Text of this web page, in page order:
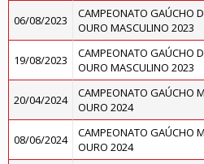
06/08/2023
CAMPEONATO GAÚCHO
OURO MASCULINO 2023
19/08/2023
CAMPEONATO GAÚCHO
OURO MASCULINO 2023
20/04/2024
CAMPEONATO GAÚCHO
OURO 2024
08/06/2024
CAMPEONATO GAÚCHO
OURO 2024